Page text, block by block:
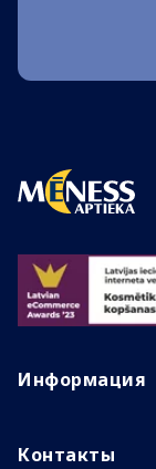
Информация
Контакты